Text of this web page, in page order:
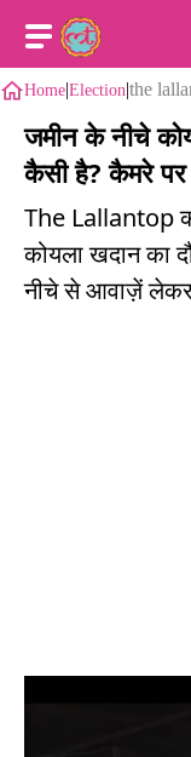
Home|Election|the
जमीन के नीचे
कैसी है? कैमरे
The Lallantop
कोयला खदान का
नीचे से आवाज़ें